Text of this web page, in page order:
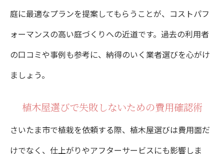
植栽にかかる費用明細と予算立てのコツ
説
予算立てに役立つ植栽費用の計算方法
庭に最適なプランを提案してもらうことが、コストパフ
ォーマンスの高い庭づくりへの近道です。過去の利用者
の口コミや事例も参考に、納得のいく業者選びを心がけ
ましょう。
植木屋選びで失敗しないための費用確認術
さいたま市で植栽を依頼する際、植木屋選びは費用面だ
けでなく、仕上がりやアフターサービスにも影響しま